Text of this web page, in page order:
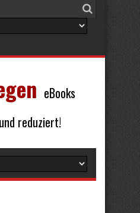
eBooks
reduziert!